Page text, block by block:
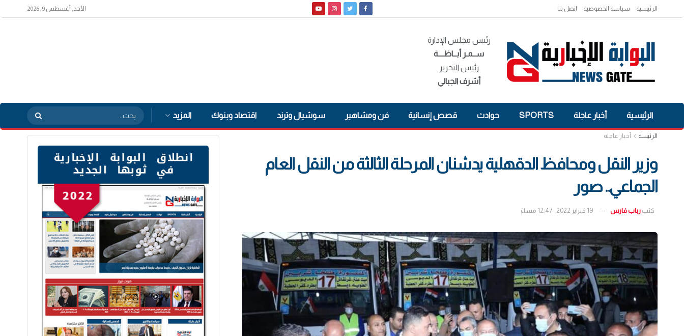
الرئيسية سياسة الخصوصية اتصل بنا الأحد, أغسطس 9, 2026
رئيس مجلس الإدارة
ســمـر أبــاظــــة
رئيس التحرير
أشرف الجبالي
الرئيسية أخبار عاجلة SPORTS حوادث قصص إنسانية فن ومشاهير سوشيال وترند اقتصاد وبنوك المزيد
الرئيسة أخبار عاجلة
وزير النقل ومحافظ الدقهلية يدشنان المرحلة الثالثة من النقل العام
الجماعي.. صور
كتب رباب فارس 19 فبراير 2022 - 12:47 مساءً